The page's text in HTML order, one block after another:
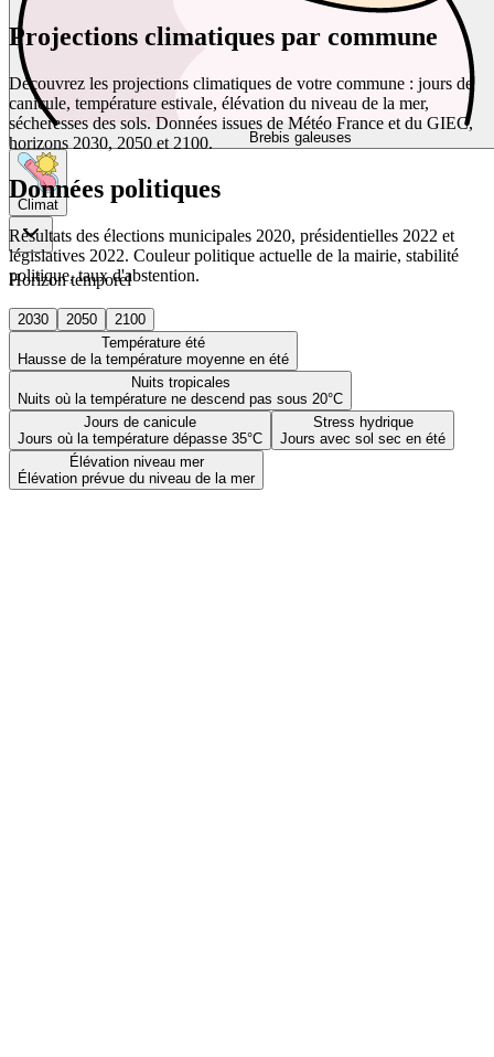
Brebis galeuses
Climat
Horizon temporel
2030 2050
2100
Température été
Hausse de la température moyenne en été
Nuits tropicales
Nuits où la température ne descend pas sous 20°C
Jours de canicule
Jours où la température dépasse 35°C
Stress hydrique
Jours avec sol sec en été
Élévation niveau mer
Élévation prévue du niveau de la mer
Projections climatiques par commune
Découvrez les projections climatiques de votre commune : jours de
canicule, température estivale, élévation du niveau de la mer,
sécheresses des sols. Données issues de Météo France et du GIEC,
horizons 2030, 2050 et 2100.
Données politiques
Résultats des élections municipales 2020, présidentielles 2022 et
législatives 2022. Couleur politique actuelle de la mairie, stabilité
politique, taux d'abstention.